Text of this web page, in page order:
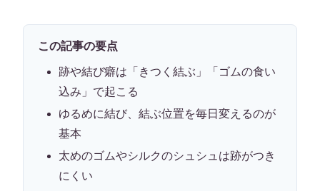
この記事の要点
跡や結び癖は「きつく結ぶ」「ゴムの食い
込み」で起こる
ゆるめに結び、結ぶ位置を毎日変えるのが
基本
太めのゴムやシルクのシュシュは跡がつき
にくい